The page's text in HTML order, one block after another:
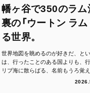
幡ヶ谷で350のラ
裏の「ウートン ラ
る世界。
世界地図を眺めるのが好きだ、と
は、行ったことのある国よりも、
リブ海に散らばる、名前もうろ覚